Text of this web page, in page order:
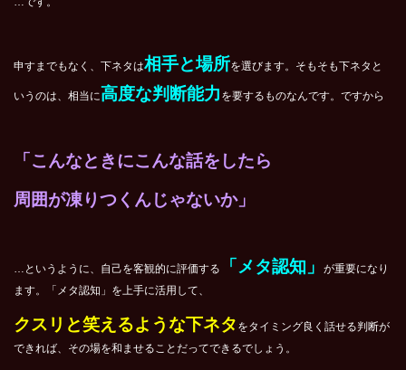
申すまでもなく、下ネタは相手と場所を選びます。そもそも下ネタと
いうのは、相当に高度な判断能力 を要するものなんです。ですから
「こんなときにこんな話をしたら
周囲が凍りつくんじゃないか」
…というように、自己を客観的に評価する 「メタ認知」
が重要になり
ます。「メタ認知」を上手に活用して、
クスリと笑えるような下ネタ をタイミング良く話せる判断が
できれば、その場を和ませることだってできるでしょう。